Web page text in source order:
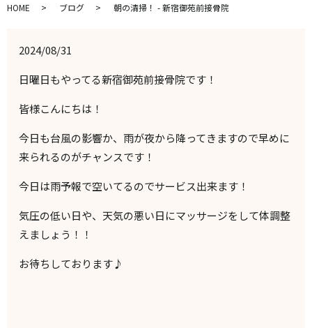
HOME ブログ 朝の清掃！ - 新宿御苑前接骨院
2024/08/31
日曜日もやってる新宿御苑前接骨院です！
皆様こんにちは！
今日も台風の影響か、雨が夜から降ってきますので早めに
来られるのがチャンスです！
今日は雨予報で空いてるのでサービス出来ます！
気圧の低い日や、天気の悪い日にマッサージをして体調整
えましょう！！
お待ちしております♪